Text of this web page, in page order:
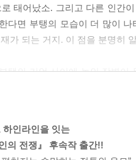
로 태어났소. 그리고 다른 인간
다면 부탱의 모습이 더 많이
가 되는 거지. 이 점을 분명히
탱의 기억 사이에 놓인 장벽이
다. --- p.292
기록할 작정이야. 아주 자세히
뇌도 좀 받았겠지. 하지만 중
하인라인을 잇는
의 전쟁』 후속작 출간!!